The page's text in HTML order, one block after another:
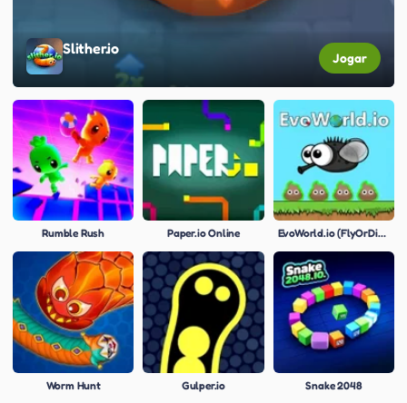
Slither.io
Jogar
Rumble Rush Paper.io Online EvoWorld.io (FlyOrDie.io)
Worm Hunt Gulper.io Snake 2048